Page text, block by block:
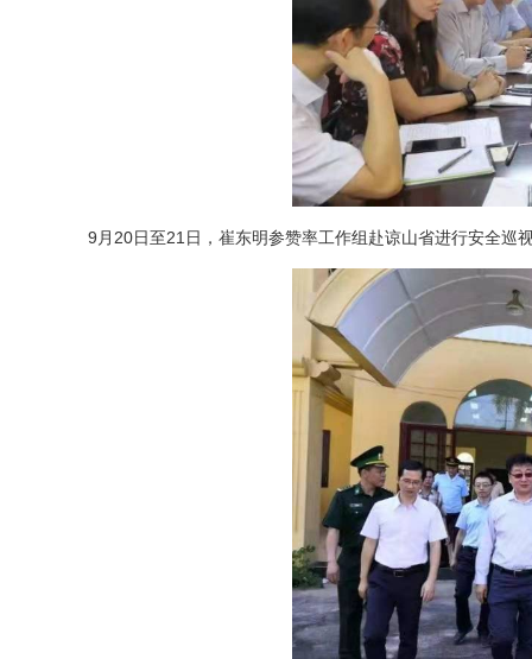
9月20日至21日，崔东明参赞率工作组赴谅山省进行安全巡